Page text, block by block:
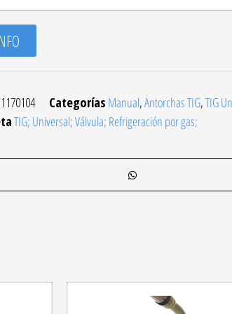
Categorías Manual,Antorchas TIG,TIG
TIG; Universal; Válvula; Refrigeración por gas;